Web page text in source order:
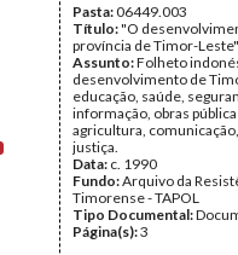
Pasta:06449.003
Título:"O
província de Timor-Leste"
Assunto:Folheto
desenvolvimento de
educação, saúde,
informação, obras
agricultura,
justiça.
Data: c. 1990
Fundo:Arquivo da
Timorense - TAPOL
Tipo Documental:
Página(s):3